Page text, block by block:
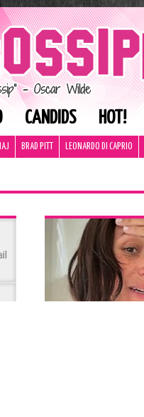
CANDIDS HOT!
BRAD PITT LEONARDO DI CAPRIO